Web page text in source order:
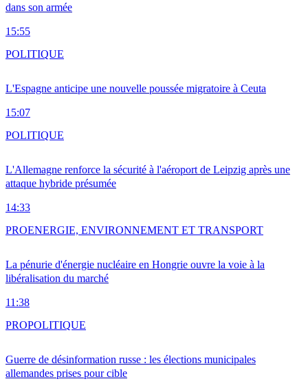
dans son armée
15:55
L'Espagne anticipe une nouvelle poussée migratoire à Ceuta
15:07
POLITIQUE
L'Allemagne renforce la sécurité à l'aéroport de Leipzig après une
attaque hybride présumée
14:33
POLITIQUE
La pénurie d'énergie nucléaire en Hongrie ouvre la voie à la
libéralisation du marché
11:38
PROENERGIE, ENVIRONNEMENT ET TRANSPORT
Guerre de désinformation russe : les élections municipales
allemandes prises pour cible
PROPOLITIQUE